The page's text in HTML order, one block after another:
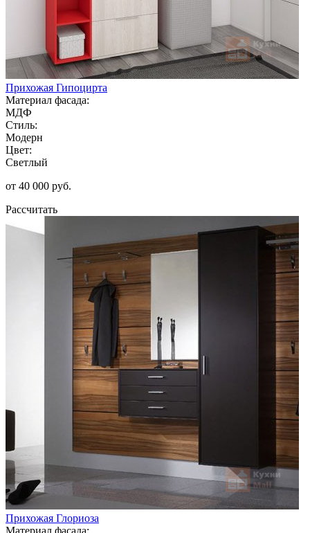
Прихожая Гипоцирта
Материал фасада:
МДФ
Стиль:
Модерн
Цвет:
Светлый
от 40 000 руб.
Рассчитать
Прихожая Глориоза
Материал фасада: